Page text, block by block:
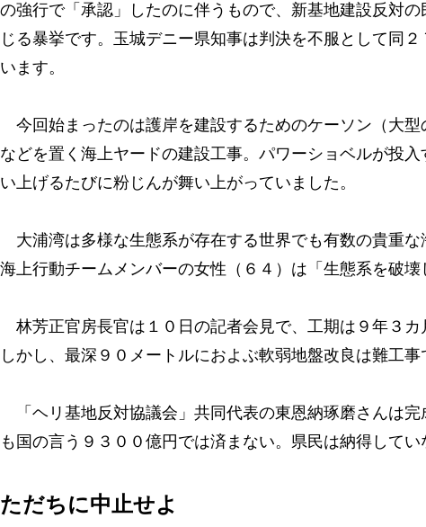
の強行で「承認」したのに伴うもので、新基地建設反対
じる暴挙です。玉城デニー県知事は判決を不服として同
います。
今回始まったのは護岸を建設するためのケーソン（大型
などを置く海上ヤードの建設工事。パワーショベルが投入
い上げるたびに粉じんが舞い上がっていました。
大浦湾は多様な生態系が存在する世界でも有数の貴重
海上行動チームメンバーの女性（６４）は「生態系を破
林芳正官房長官は１０日の記者会見で、工期は９年３カ
しかし、最深９０メートルにおよぶ軟弱地盤改良は難工
「ヘリ基地反対協議会」共同代表の東恩納琢磨さんは
も国の言う９３００億円では済まない。県民は納得して
ただちに中止せよ